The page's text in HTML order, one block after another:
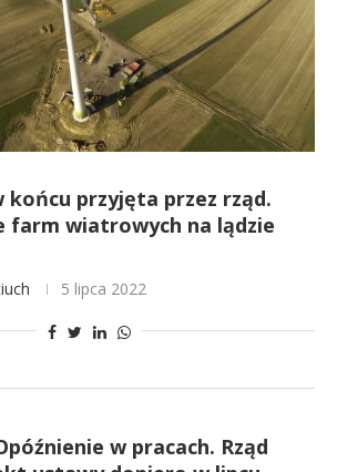
końcu przyjęta przez rząd.
farm wiatrowych na lądzie
5 lipca 2022
w pracach. Rząd